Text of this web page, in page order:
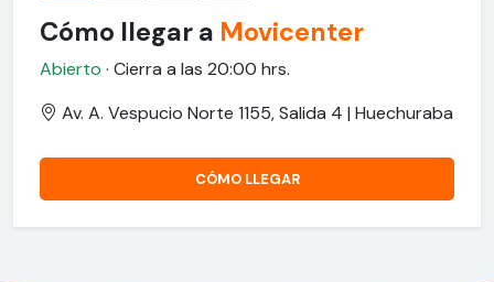
Cómo llegar a Movicenter
Abierto · Cierra a las 20:00 hrs.
Av. A. Vespucio Norte 1155, Salida 4 | Huechuraba
CÓMO LLEGAR